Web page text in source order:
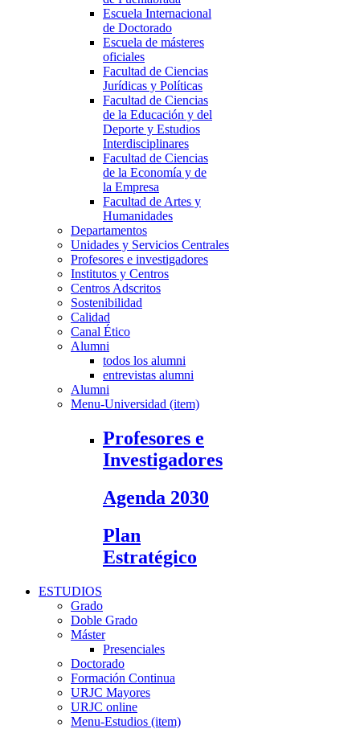
Escuela Internacional
de Doctorado
Escuela de másteres
oficiales
Facultad de Ciencias
Jurídicas y Políticas
Facultad de Ciencias
de la Educación y del
Deporte y Estudios
Interdisciplinares
Facultad de Ciencias
de la Economía y de
la Empresa
Facultad de Artes y
Humanidades
Departamentos
Unidades y Servicios Centrales
Profesores e investigadores
Institutos y Centros
Centros Adscritos
Sostenibilidad
Calidad
Canal Ético
Alumni
todos los alumni
entrevistas alumni
Alumni
Menu-Universidad (item)
Profesores e
Investigadores
Agenda 2030
Plan
Estratégico
ESTUDIOS
Grado
Doble Grado
Máster
Presenciales
Doctorado
Formación Continua
URJC Mayores
URJC online
Menu-Estudios (item)